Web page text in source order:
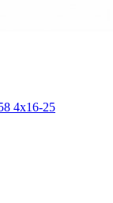
4х16-25